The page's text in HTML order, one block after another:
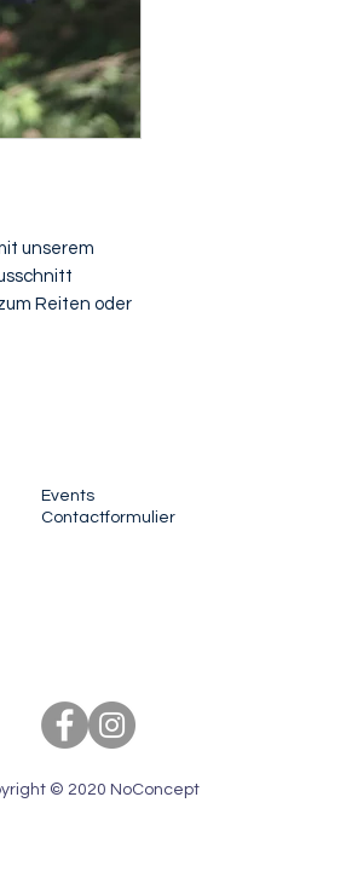
unserem
Reiten oder
Events
Contactformulier
© 2020 NoConcept